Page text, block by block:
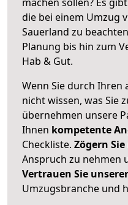
die bei einem Umzug
Sauerland zu
Planung bis hin zum
Hab & Gut.
Wenn Sie durch Ihren
nicht wissen, was Sie
übernehmen unsere
Ihnen kompetente
Checkliste. Zögern
Anspruch zu nehmen
Vertrauen Sie
Umzugsbranche und